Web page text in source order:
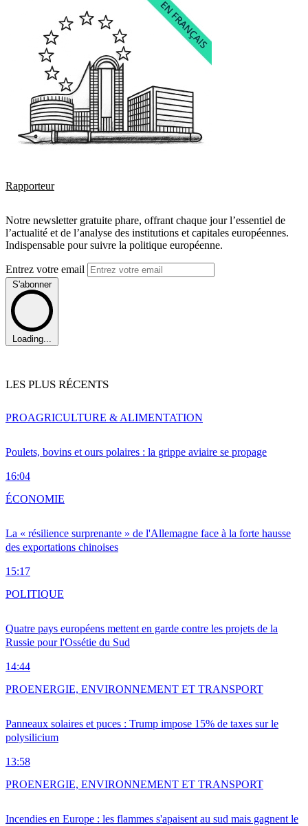
Rapporteur
Notre newsletter gratuite phare, offrant chaque jour l’essentiel de
l’actualité et de l’analyse des institutions et capitales européennes.
Indispensable pour suivre la politique européenne.
Entrez votre email
S'abonner
Loading...
LES PLUS RÉCENTS
Poulets, bovins et ours polaires : la grippe aviaire se propage
16:04
PROAGRICULTURE & ALIMENTATION
La « résilience surprenante » de l'Allemagne face à la forte hausse
des exportations chinoises
15:17
ÉCONOMIE
Quatre pays européens mettent en garde contre les projets de la
Russie pour l'Ossétie du Sud
14:44
POLITIQUE
Panneaux solaires et puces : Trump impose 15% de taxes sur le
polysilicium
13:58
PROENERGIE, ENVIRONNEMENT ET TRANSPORT
Incendies en Europe : les flammes s'apaisent au sud mais gagnent le
PROENERGIE, ENVIRONNEMENT ET TRANSPORT